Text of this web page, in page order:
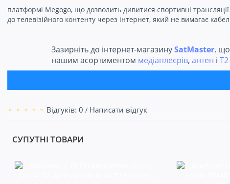
платформі Megogo, що дозволить дивитися спортивні
до телевізійного контенту через інтернет, який не вимагає
Зазирніть до інтернет-магазинуSatMaster,
нашим асортиментом медіаплеєрів, антен і
Відгуків: 0 / Написати відгук
СУПУТНІ ТОВАРИ